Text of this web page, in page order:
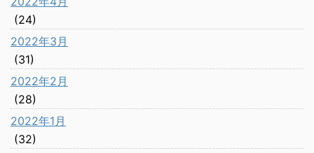
(24)
2022年3月
(31)
2022年2月
(28)
2022年1月
(32)